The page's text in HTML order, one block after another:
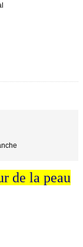
de la peau